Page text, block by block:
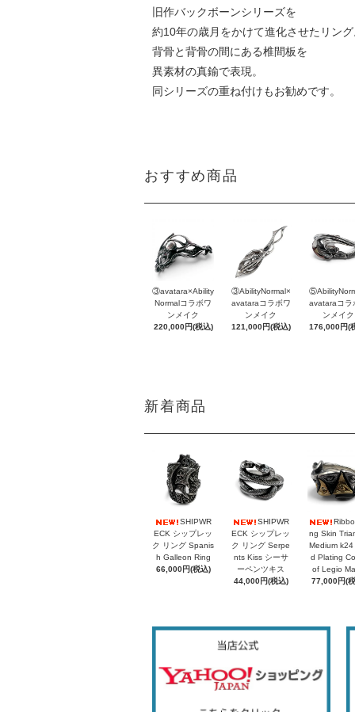
旧作バックボーンシリーズを
約10年の歳月をかけて進化させたリン
背骨と背骨の間にある椎間板を
異素材の真鍮で表現。
同シリーズの重ね付けもお勧めです。
おすすめ商品
③avatara×Ability
Normalコラボワ
ンメイク
220,000円(税込)
③AbilityNormal×
avataraコラボワ
ンメイク
121,000円(税込)
avataraコラ
ンメイク
176,000円(
新着商品
SHIPWR
ECK シップレッ
ク リング Spanis
h Galleon Ring
66,000円(税込)
SHIPWR
ECK シップレッ
ク リング Serpe
nts Kiss シーサ
ーペンツキス
44,000円(税込)
ng Skin
Medium k24
d Plating
of Legio
77,000円(